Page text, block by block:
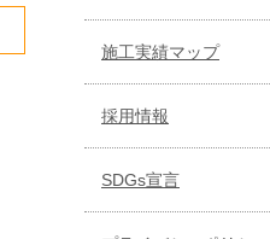
施工実績マップ
採用情報
SDGs宣言